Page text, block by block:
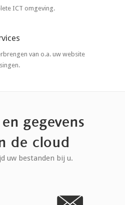
ICT omgeving.
van o.a. uw website
gegevens
de cloud
uw bestanden bij u.